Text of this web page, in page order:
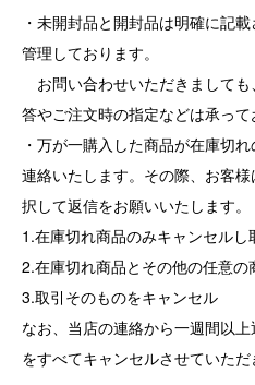
・未開封品と開封品は明確に記
管理しております。
お問い合わせいただきまして
答やご注文時の指定などは承って
・万が一購入した商品が在庫切
連絡いたします。その際、お客
択して返信をお願いいたします。
1.在庫切れ商品のみキャンセルし
2.在庫切れ商品とその他の任意
3.取引そのものをキャンセル
なお、当店の連絡から一週間以
をすべてキャンセルさせていただ